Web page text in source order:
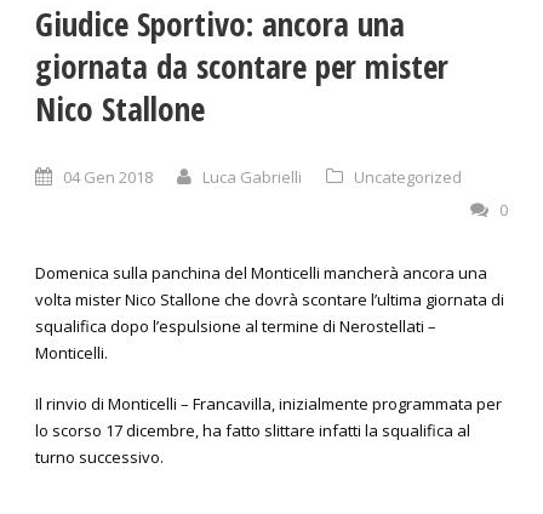
Giudice Sportivo: ancora una
giornata da scontare per mister
Nico Stallone
04 Gen 2018 Luca Gabrielli
Uncategorized
0
Domenica sulla panchina del Monticelli mancherà ancora una
volta mister Nico Stallone che dovrà scontare l’ultima giornata di
squalifica dopo l’espulsione al termine di Nerostellati –
Monticelli.
Il rinvio di Monticelli – Francavilla, inizialmente programmata per
lo scorso 17 dicembre, ha fatto slittare infatti la squalifica al
turno successivo.